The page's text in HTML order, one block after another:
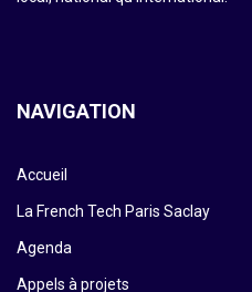
NAVIGATION
Accueil
La French Tech Paris Saclay
Agenda
Appels à projets